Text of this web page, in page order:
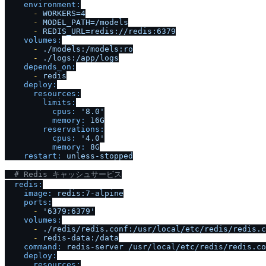
environment:
-
WORKERS=4
-
MODEL_PATH=/models
-
REDIS_URL=redis: // redis:6379
volumes:
-
. /models: /models:ro
-
. / logs: /app/ logs
depends_on:
-
redis
deploy:
resources:
limits:
cpus:
'8.0'
memory:
16G
reservations:
cpus:
'4.0'
memory:
8G
restart:
unless-stopped
# Redis キャッシュサービス
redis:
image:
redis:7-alpine
ports:
-
'6379:6379'
volumes:
-
. / redis/ redis.conf: /usr/ local/etc/ redis/
-
redis-data: /data
command:
redis-server /usr/ local/etc/ redis/
deploy: